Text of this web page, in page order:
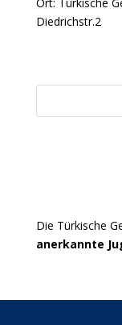
Diedrichstr.2
Die Türkische
anerkannte